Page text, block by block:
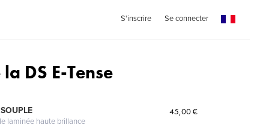
S'inscrire Se connecter
DS E-Tense
laminée haute brillance
45,00 €